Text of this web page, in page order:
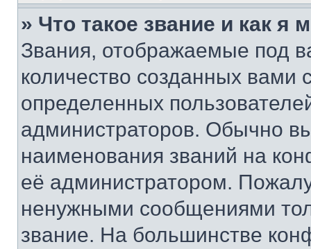
» Что такое звание и как я
Звания, отображаемые под
количество созданных
определенных
администраторов. Обычно
наименования званий на
её администратором.
ненужными сообщениями
звание. На большинстве